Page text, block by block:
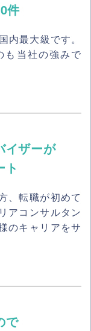
件
内最大級です。
も当社の強みで
イザーが
ト
、転職が初めて
アコンサルタン
のキャリアをサ
で